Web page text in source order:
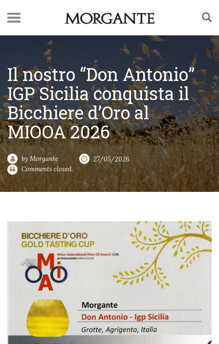
Il nostro “Don Antonio”
IGP Sicilia conquista il
Bicchiere d’Oro al
MIOOA 2026
byMorgante
27/05/2026
Comments closed.